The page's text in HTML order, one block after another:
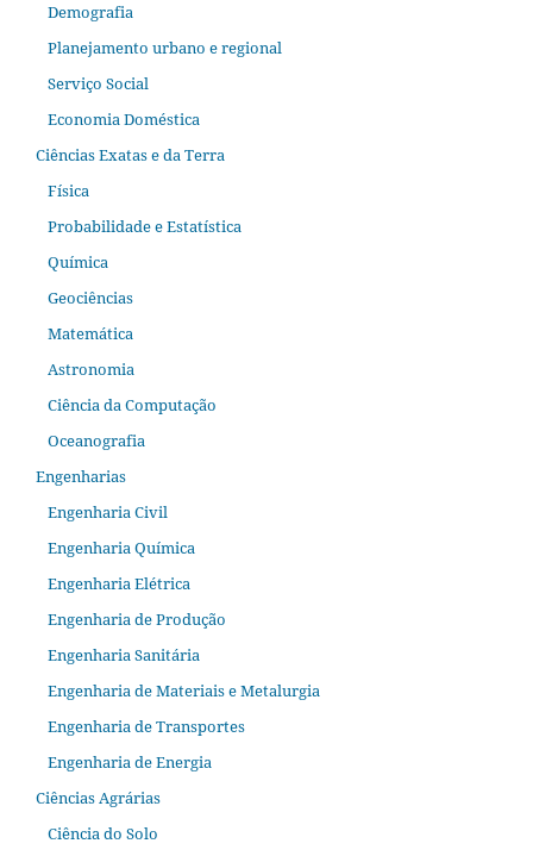
Demografia
Planejamento urbano e regional
Serviço Social
Economia Doméstica
Ciências Exatas e da Terra
Física
Probabilidade e Estatística
Química
Geociências
Matemática
Astronomia
Ciência da Computação
Oceanografia
Engenharias
Engenharia Civil
Engenharia Química
Engenharia Elétrica
Engenharia de Produção
Engenharia Sanitária
Engenharia de Materiais e Metalurgia
Engenharia de Transportes
Engenharia de Energia
Ciências Agrárias
Ciência do Solo